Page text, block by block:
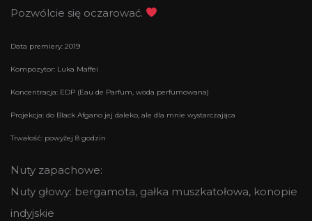
Pozwólcie się oczarować.
Data premiery: 2019
Kompozytor: Luka Maffei
Koncentracja: EDP (Eau de Parfum, woda perfumowana)
Projekcja: do Black Afgano jej daleko, ale dla mnie wystarczająca
Trwałość: powyżej 8 godzin
Nuty zapachowe:
Nuty głowy: bergamota, gałka muszkatołowa, konopie
indyjskie